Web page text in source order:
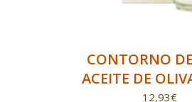
CONTORNO
ACEITE DE
12,93€